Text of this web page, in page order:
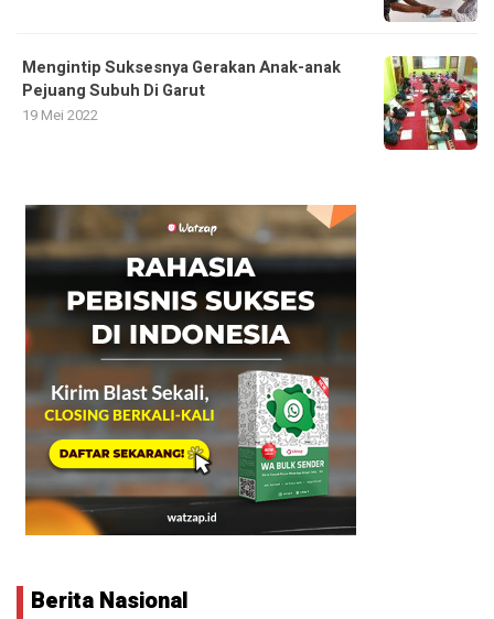
Mengintip Suksesnya Gerakan Anak-anak
Pejuang Subuh Di Garut
19 Mei 2022
Berita Nasional